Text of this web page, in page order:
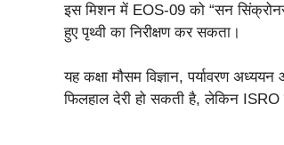
इस मिशन में EOS-09 को “सन
हुए पृथ्वी का निरीक्षण कर सकता।
यह कक्षा मौसम विज्ञान, पर्यावरण
फिलहाल देरी हो सकती है, लेकिन